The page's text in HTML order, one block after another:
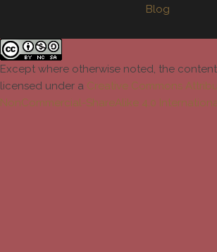
Blog
Except where otherwise noted, the
licensed under a Creative Commons
NonCommercial-ShareAlike 4.0